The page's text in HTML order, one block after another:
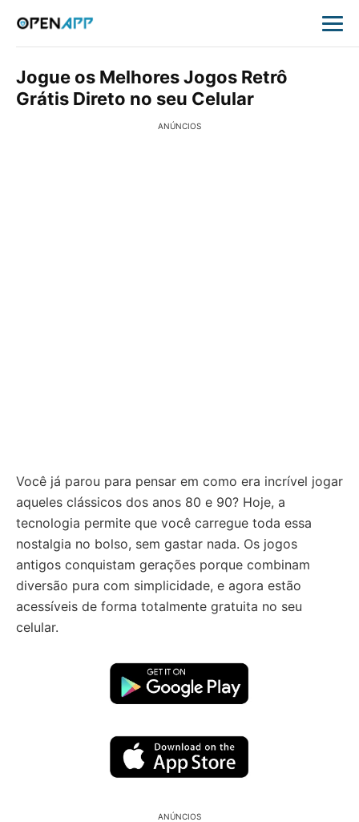
Jogue os Melhores Jogos Retrô
Grátis Direto no seu Celular
ANÚNCIOS
Você já parou para pensar em como era incrível jogar
aqueles clássicos dos anos 80 e 90? Hoje, a
tecnologia permite que você carregue toda essa
nostalgia no bolso, sem gastar nada. Os jogos
antigos conquistam gerações porque combinam
diversão pura com simplicidade, e agora estão
acessíveis de forma totalmente gratuita no seu
celular.
ANÚNCIOS